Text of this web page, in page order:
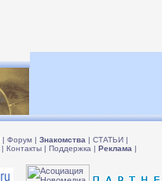
| Форум | Знакомства | СТАТЬИ |
| Контакты | Поддержка | Реклама |